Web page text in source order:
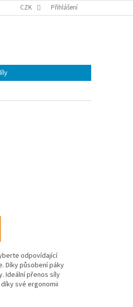
REKLAMACE
CZK Přihlášení
odpovídající
Díky působení páky
Ideální přenos síly
své ergonomii